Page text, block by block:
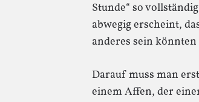
Stunde“ so
abwegig erscheint,
anderes sein
Darauf muss man
einem Affen, der